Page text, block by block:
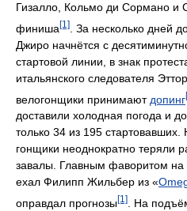
Гизалло, Кольмо ди Сормано и
финиша[1] . За несколько дней
Джиро начнётся с
стартовой линии, в знак
итальянского следователя
велогонщики принимают допинг
доставили холодная погода и
только 34 из 195
гонщики неоднократно теряли
завалы. Главным фаворитом на
ехал Филипп Жильбер из «
оправдал прогнозы[1]
. На